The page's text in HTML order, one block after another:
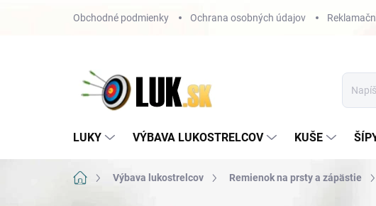
Obchodné podmienky Ochrana osobných údajov
LUKY VÝBAVA LUKOSTRELCOV KUŠE
DomovVýbava lukostrelcov Remienok na prsty a zápästie